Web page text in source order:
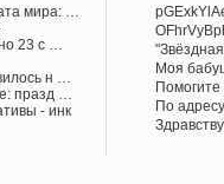
мира: …
23 с …
н …
празд …
- инк
своего
поднял
Моя
Айрих
в
По